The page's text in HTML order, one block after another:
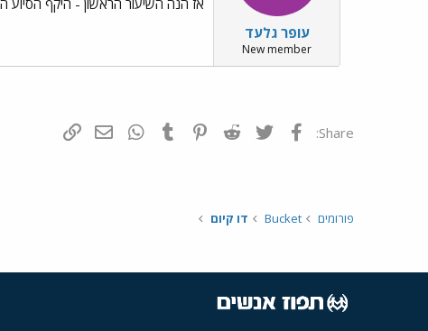
א
ר
י
ך
עופר גלעד
New member
אז הנה השיעור הראשון - היקף הסיוע
Share: פייסבוק Twitter
Reddit
Pinterest
Tumblr
WhatsAppדואר אלקטרוני
פורומים Bucket דו קיום